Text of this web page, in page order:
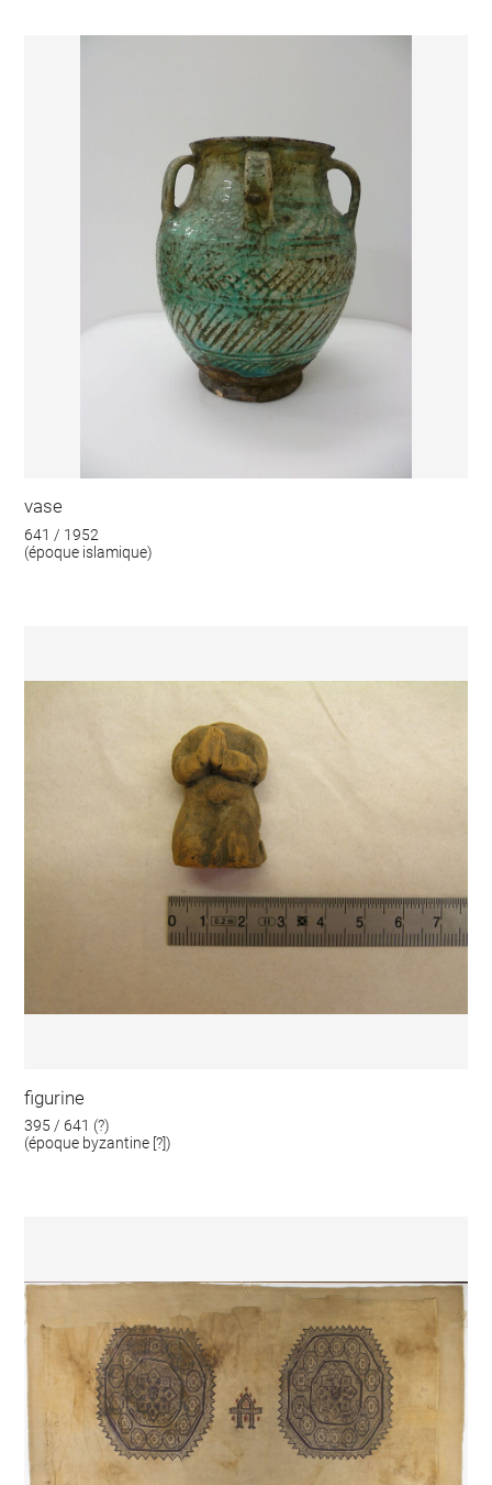
vase
641 / 1952
(époque islamique)
figurine
395 / 641 (?)
(époque byzantine [?])